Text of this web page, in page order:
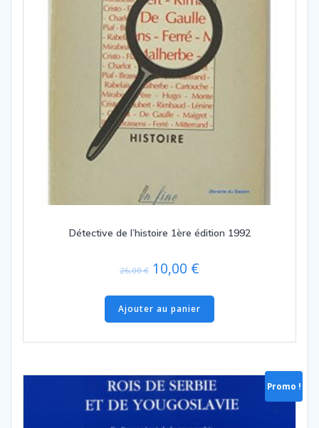
Détective de l’histoire 1ère édition 1992
26,00€ Le
initial
était :
26,00 €.
10,00 €
actuel
est :
10,00 €.
Ajouter au panier
Promo !